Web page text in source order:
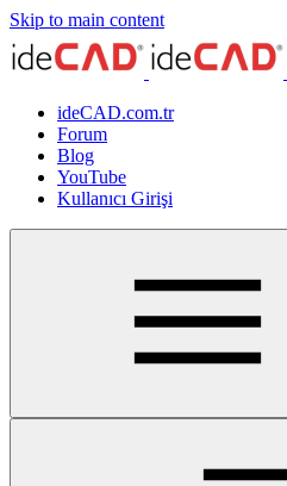
Skip to main content
ideCAD.com.tr
Forum
Blog
YouTube
Kullanıcı Girişi